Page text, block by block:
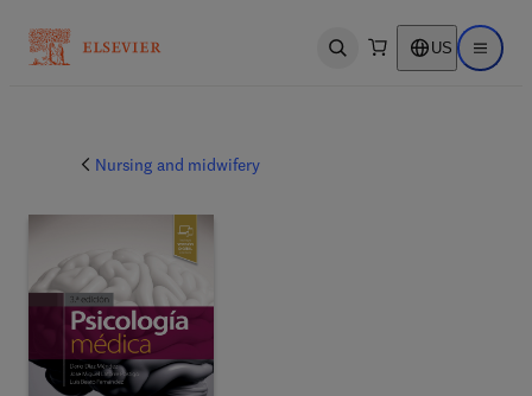
Open search US Open
Nursing and midwifery